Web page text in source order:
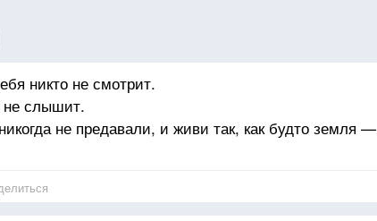
никто не смотрит.
не слышит.
не предавали, и живи так, как будто земля —